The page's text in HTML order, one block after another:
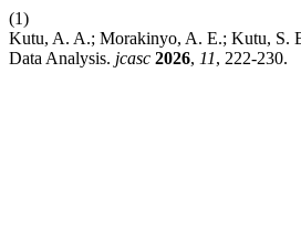
(1)
Kutu, A. A.; Morakinyo, A. E.; Kutu, S.
Data Analysis. jcasc 2026, 11, 222-230.